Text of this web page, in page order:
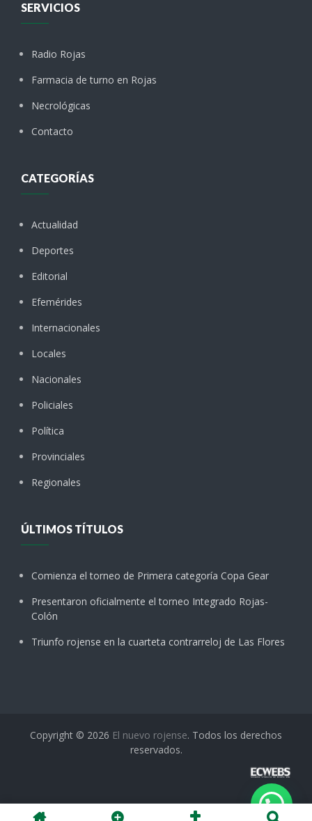
SERVICIOS
Radio Rojas
Farmacia de turno en Rojas
Necrológicas
Contacto
CATEGORÍAS
Actualidad
Deportes
Editorial
Efemérides
Internacionales
Locales
Nacionales
Policiales
Política
Provinciales
Regionales
ÚLTIMOS TÍTULOS
Comienza el torneo de Primera categoría Copa Gear
Presentaron oficialmente el torneo Integrado Rojas-
Colón
Triunfo rojense en la cuarteta contrarreloj de Las Flores
Copyright © 2026 El nuevo rojense. Todos los derechos
reservados.